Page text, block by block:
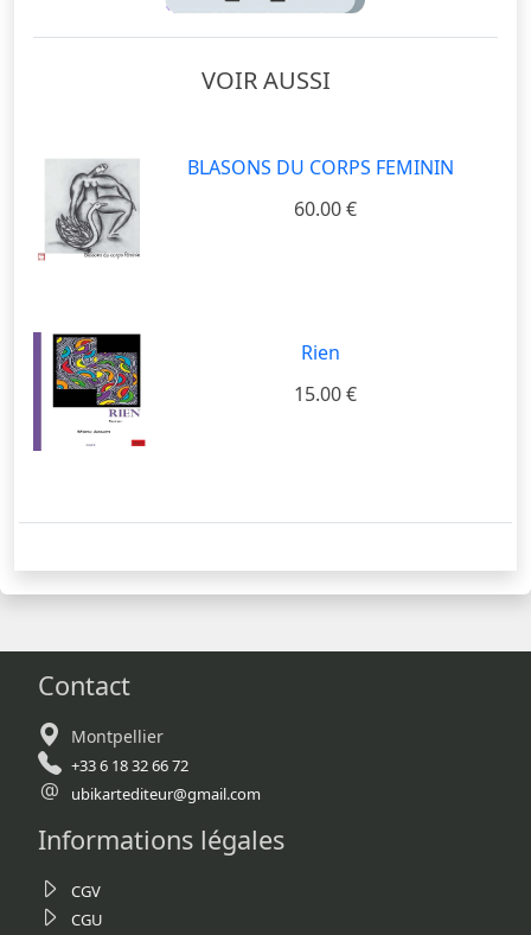
VOIR AUSSI
BLASONS DU CORPS FEMININ
60.00 €
Rien
15.00 €
Contact
Montpellier
+33 6 18 32 66 72
ubikartediteur@gmail.com
Informations légales
CGV
CGU